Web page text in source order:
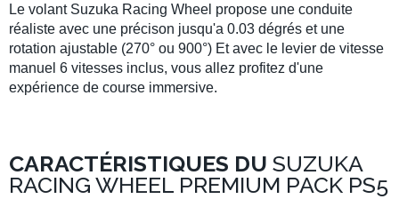
Le volant Suzuka Racing Wheel propose une conduite
réaliste avec une précison jusqu'a 0.03 dégrés et une
rotation ajustable (270° ou 900°) Et avec le levier de vitesse
manuel 6 vitesses inclus, vous allez profitez d'une
expérience de course immersive.
CARACTÉRISTIQUES DU SUZUKA
RACING WHEEL PREMIUM PACK PS5